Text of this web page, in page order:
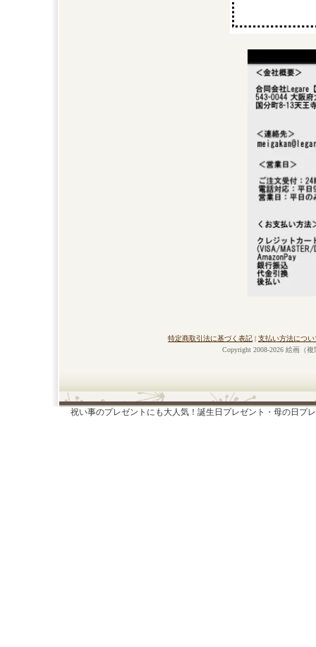
特定商取引法に基づく表記 | 支払い方法につい
Copyright 2008-2026 絵画（
祝い事のプレゼントにも大人気！誕生日プレゼント・母の日プ